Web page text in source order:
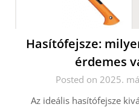
Hasítófejsze:
érdemes
Posted on 2025.
Az ideális hasítófejsze